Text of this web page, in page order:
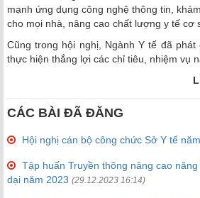
mạnh ứng dụng công nghệ thông tin,
cho mọi nhà, nâng cao chất lượng y tế cơ
Cũng trong hội nghị, Ngành Y tế đã
thực hiện thắng lợi các chỉ tiêu, nhiệm vụ
CÁC BÀI ĐÃ ĐĂNG
Hội nghị cán bộ công chức Sở Y tế
Tập huấn Truyền thông nâng cao
dại năm 2023 (29.12.2023 16:14)